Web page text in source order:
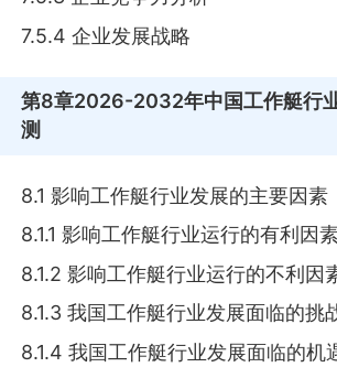
7.5.4 企业发展战略
第8章2026-2032年中国工作艇行
测
8.1 影响工作艇行业发展的主要因素
8.1.1 影响工作艇行业运行的有利因
8.1.2 影响工作艇行业运行的不利因
8.1.3 我国工作艇行业发展面临的挑
8.1.4 我国工作艇行业发展面临的机